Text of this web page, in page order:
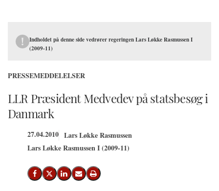
Indholdet på denne side vedrører regeringen Lars Løkke Rasmussen I
(2009-11)
PRESSEMEDDELELSER
LLR Præsident Medvedev på statsbesøg i
Danmark
27.04.2010 Lars Løkke Rasmussen
Lars Løkke Rasmussen I (2009-11)
Del på Facebook
Del på X (Twitter)
Del på LinkedIn
Send email
Print